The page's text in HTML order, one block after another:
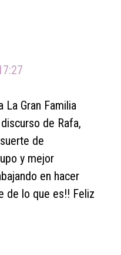
La Gran Familia
de Rafa,
de
y mejor
en hacer
de lo que es!! Feliz